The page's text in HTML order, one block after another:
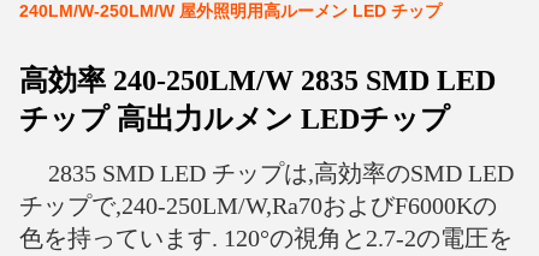
240LM/W-250LM/W 屋外照明用高ルーメン LED チップ
高効率 240-250LM/W 2835 SMD LED
チップ 高出力ルメン LEDチップ
2835 SMD LED チップは,高効率のSMD LED
チップで,240-250LM/W,Ra70およびF6000Kの
色を持っています. 120°の視角と2.7-2の電圧を